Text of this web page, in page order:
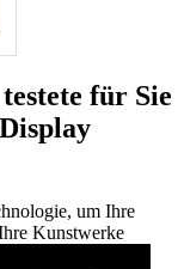
für Sie
um Ihre
Kunstwerke